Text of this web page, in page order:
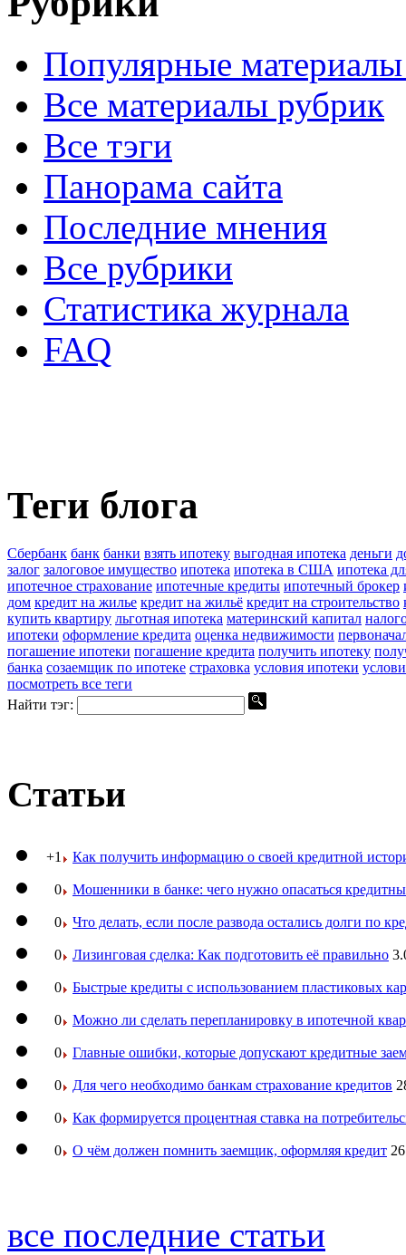
Популярные
Все материалы рубрик
Все тэги
Панорама сайта
Последние мнения
Все рубрики
Статистика журнала
FAQ
Теги блога
Сбербанк банк банки взять ипотеку выгодная ипотека деньги
залог залоговое имущество ипотека ипотека в США ипотека
ипотечное страхование ипотечные кредиты ипотечный брокер
дом кредит на жилье кредит на жильё кредит на строительство
купить квартиру льготная ипотека материнский капитал
ипотеки оформление кредита оценка недвижимости
погашение ипотеки погашение кредита получить ипотеку
банка созаемщик по ипотеке страховка условия ипотеки
посмотреть все теги
Найти тэг:
Статьи
+1 Как получить информацию о своей кредитной
0 Мошенники в банке: чего нужно опасаться
0 Что делать, если после развода остались долги по
0 Лизинговая сделка: Как подготовить её правильно
0 Быстрые кредиты с использованием пластиковых
0 Можно ли сделать перепланировку в ипотечной
0 Главные ошибки, которые допускают кредитные
0 Для чего необходимо банкам страхование кредитов
0 Как формируется процентная ставка на
0 О чём должен помнить заемщик, оформляя кредит
все последние статьи